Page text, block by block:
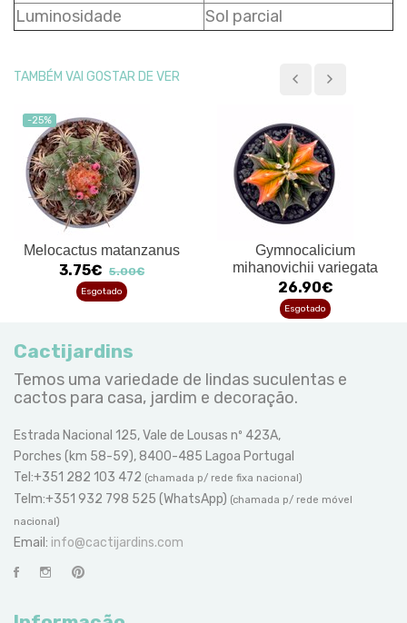
Luminosidade
Sol parcial
TAMBÉM VAI GOSTAR DE VER
-25%
Melocactus matanzanus
3.75€ 5.00€
Esgotado
Gymnocalicium
mihanovichii variegata
26.90€
Esgotado
Cactijardins
Temos uma variedade de lindas suculentas e
cactos para casa, jardim e decoração.
Estrada Nacional 125, Vale de Lousas nº 423A,
Porches (km 58-59), 8400-485 Lagoa Portugal
Tel:+351 282 103 472 (chamada p/ rede fixa nacional)
Telm:+351 932 798 525 (WhatsApp) (chamada p/ rede móvel
nacional)
Email: info@cactijardins.com